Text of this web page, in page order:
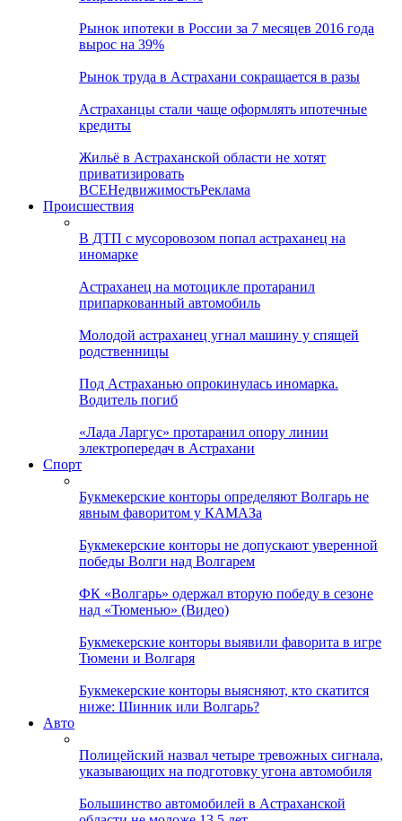
Рынок ипотеки в России за 7 месяцев 2016 года
вырос на 39%
Рынок труда в Астрахани сокращается в разы
Астраханцы стали чаще оформлять ипотечные
кредиты
Жильё в Астраханской области не хотят
приватизировать
ВСЕНедвижимостьРеклама
Происшествия
В ДТП с мусоровозом попал астраханец на
иномарке
Астраханец на мотоцикле протаранил
припаркованный автомобиль
Молодой астраханец угнал машину у спящей
родственницы
Под Астраханью опрокинулась иномарка.
Водитель погиб
«Лада Ларгус» протаранил опору линии
электропередач в Астрахани
Спорт
Букмекерские конторы определяют Волгарь не
явным фаворитом у КАМАЗа
Букмекерские конторы не допускают уверенной
победы Волги над Волгарем
ФК «Волгарь» одержал вторую победу в сезоне
над «Тюменью» (Видео)
Букмекерские конторы выявили фаворита в игре
Тюмени и Волгаря
Букмекерские конторы выясняют, кто скатится
ниже: Шинник или Волгарь?
Авто
Полицейский назвал четыре тревожных сигнала,
указывающих на подготовку угона автомобиля
Большинство автомобилей в Астраханской